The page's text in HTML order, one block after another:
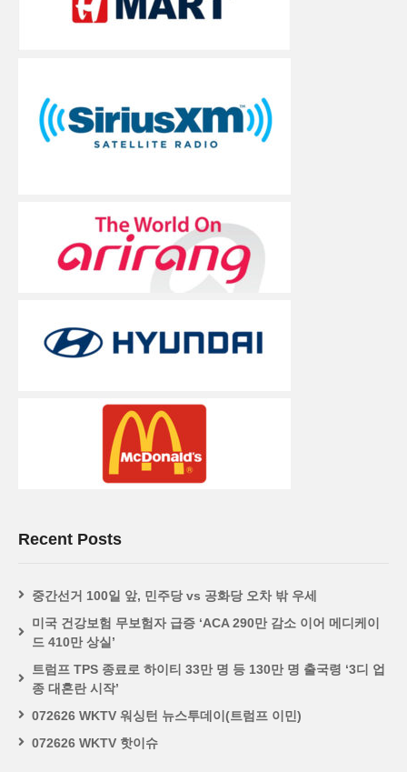
Recent Posts
중간선거 100일 앞, 민주당 vs 공화당 오차 밖 우세
미국 건강보험 무보험자 급증 ‘ACA 290만 감소 이어 메디케이
드 410만 상실’
트럼프 TPS 종료로 하이티 33만 명 등 130만 명 출국령 ‘3디 업
종 대혼란 시작’
072626 WKTV 워싱턴 뉴스투데이(트럼프 이민)
072626 WKTV 핫이슈